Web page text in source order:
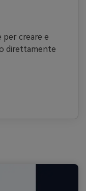
per creare e
direttamente